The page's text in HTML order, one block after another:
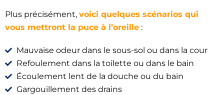
Plus précisément, voici quelques scénarios qui
vous mettront la puce à l’oreille :
Mauvaise odeur dans le sous-sol ou dans la cour
Refoulement dans la toilette ou dans le bain
Écoulement lent de la douche ou du bain
Gargouillement des drains